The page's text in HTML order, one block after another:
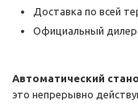
Доставка по всей
Официальный дилер
Автоматический
это непрерывно